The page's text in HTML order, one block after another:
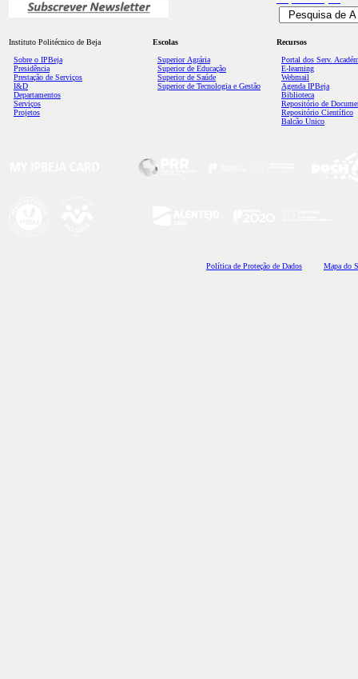
Instituto Politécnico de Beja
Sobre o IPBeja
Presidência
Prestação de Serviços
I&D
Departamentos
Serviços
Projetos
Escolas
Superior Agrária
Superior de Educação
Superior de Saúde
Superior de Tecnologia e Gestão
Recursos
Portal dos Serv.
E-learning
Webmail
Agenda IPBeja
Biblioteca
Repositório de
Repositório Científico
Balcão Único
Política de Proteção de Dados Mapa do